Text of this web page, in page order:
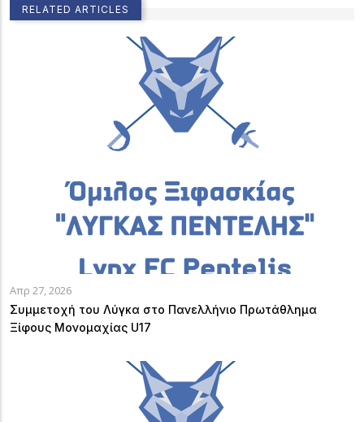
RELATED ARTICLES
Απρ 27, 2026
Συμμετοχή του Λύγκα στο Πανελλήνιο Πρωτάθλημα
Ξίφους Μονομαχίας U17